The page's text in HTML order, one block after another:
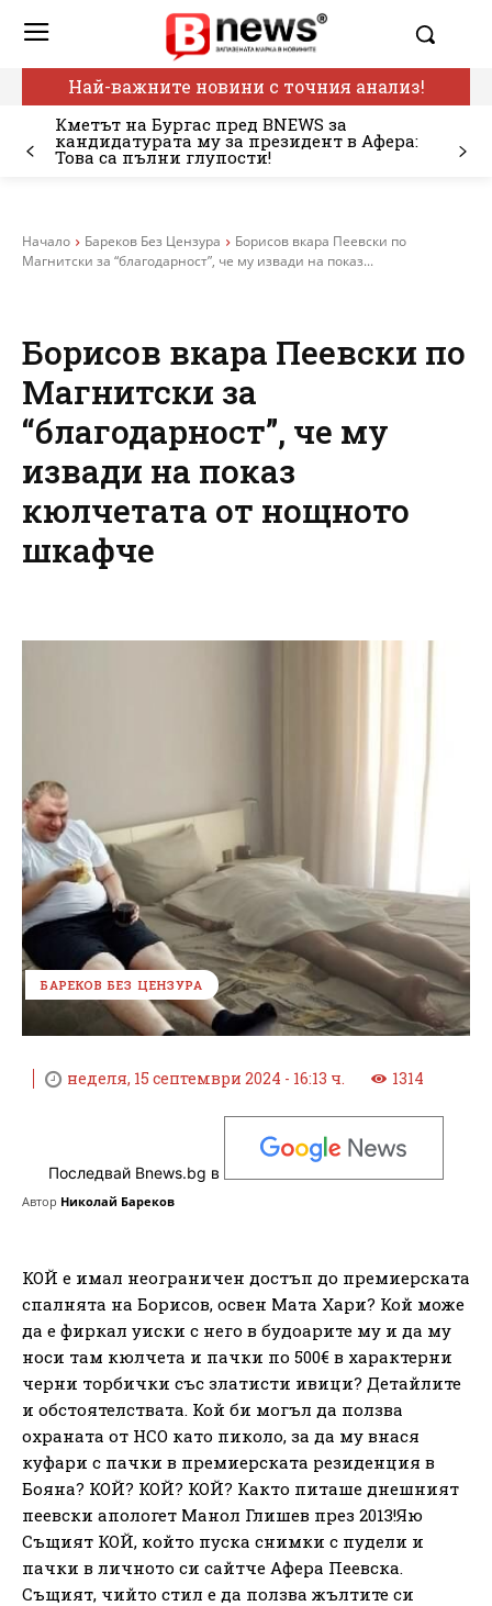
Най-важните новини с точния анализ!
Кметът на Бургас пред BNEWS за
кандидатурата му за президент в Афера:
Това са пълни глупости!
Начало Бареков Без Цензура
Борисов вкара Пеевски по
Магнитски за “благодарност”, че му извади на показ...
Борисов вкара Пеевски по
Магнитски за
“благодарност”, че му
извади на показ
кюлчетата от нощното
шкафче
БАРЕКОВ БЕЗ ЦЕНЗУРА
неделя, 15 септември 2024 - 16:13 ч. 1314
Последвай Bnews.bg в
Автор Николай Бареков
КОЙ е имал неограничен достъп до премиерската
спалнята на Борисов, освен Мата Хари? Кой може
да е фиркал уиски с него в будоарите му и да му
носи там кюлчета и пачки по 500€ в характерни
черни торбички със златисти ивици? Детайлите
и обстоятелствата. Кой би могъл да ползва
охраната от НСО като пиколо, за да му внася
куфари с пачки в премиерската резиденция в
Бояна? КОЙ? КОЙ? КОЙ? Както питаше днешният
пеевски апологет Манол Глишев през 2013!Яю
Същият КОЙ, който пуска снимки с пудели и
пачки в личното си сайтче Афера Пеевска.
Същият, чийто стил е да ползва жълтите си